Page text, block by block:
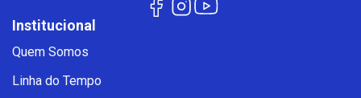
Institucional
Quem Somos
Linha do Tempo